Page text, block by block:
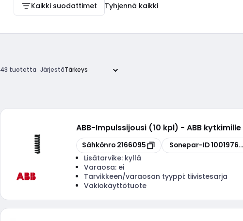
Kaikki suodattimet Tyhjennä kaikki
43 tuotetta Järjestä
ABB-Impulssijousi (10 kpl) - ABB kytkimille
Kopioi
Sähkönro 2166095 Kopioi
Sonepar-ID
Lisätarvike: kyllä
Varaosa: ei
Tarvikkeen/varaosan tyyppi: tiivistesarja
Vakiokäyttötuote